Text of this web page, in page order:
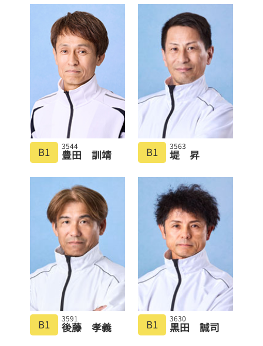
B1 3544
豊田 訓靖 B1 3563
堤 昇
B1 3591
後藤 孝義 B1 3630
黒田 誠司